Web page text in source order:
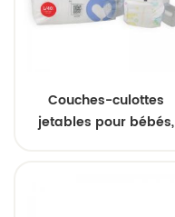
Couches-culottes
jetables pour bébés,